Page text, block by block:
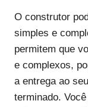
O construtor
simples e
permitem que
e complexos,
a entrega ao
terminado.